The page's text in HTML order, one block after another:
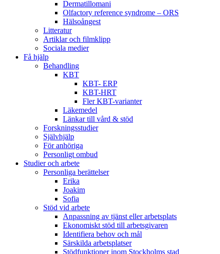
Dermatillomani
Olfactory reference syndrome – ORS
Hälsoångest
Litteratur
Artiklar och filmklipp
Sociala medier
Få hjälp
Behandling
KBT
KBT- ERP
KBT-HRT
Fler KBT-varianter
Läkemedel
Länkar till vård & stöd
Forskningsstudier
Självhjälp
För anhöriga
Personligt ombud
Studier och arbete
Personliga berättelser
Erika
Joakim
Sofia
Stöd vid arbete
Anpassning av tjänst eller arbetsplats
Ekonomiskt stöd till arbetsgivaren
Identifiera behov och mål
Särskilda arbetsplatser
Stödfunktioner inom Stockholms stad